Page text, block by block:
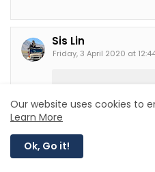
Sis Lin
Friday, 3 April 2020 at
pernah lagi sampai
menarik ek..dan
park kat Genting
masuk, sekali,
Our website uses cookies to
Learn More
Ok, Go it!